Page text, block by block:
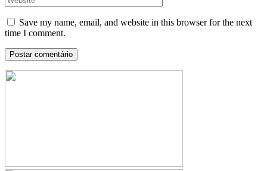
Save my name, email, and website in this browser for the next
time I comment.